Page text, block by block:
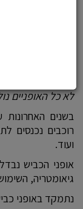
לא כל האופניים
בשנים האחרונות
רוכבים נכנסים
ועוד.
אופני הכביש
גיאומטריה,
נתמקד באופני